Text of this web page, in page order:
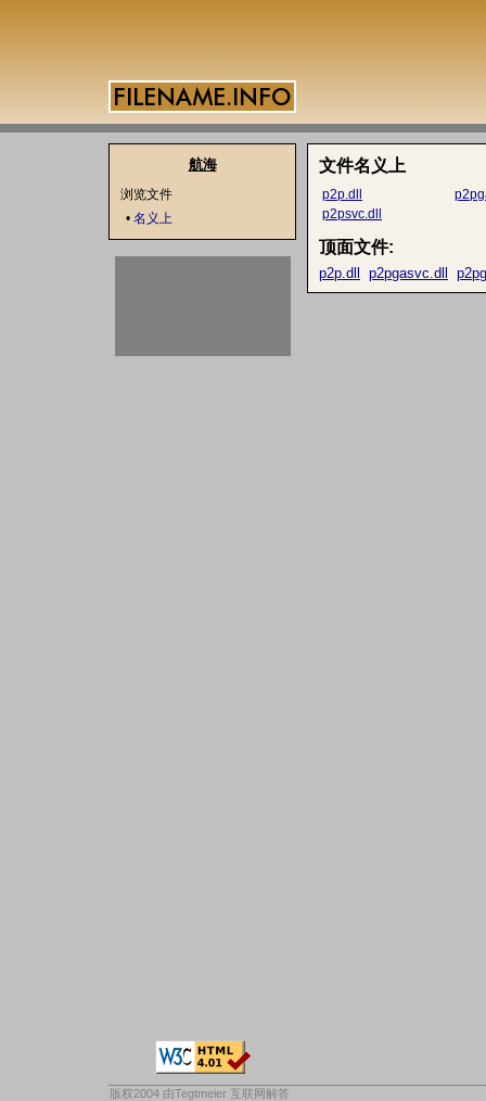
文件名义上
p2p.dll
p2psvc.dll
顶面文件:
p2p.dll p2pgasvc.dll
航海
浏览文件
• 名义上
版权2004 由Tegtmeier 互联网解答